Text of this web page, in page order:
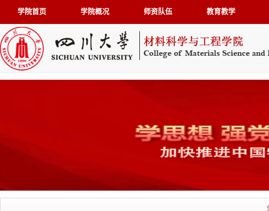
学院首页 学院概况 师资队伍 教育教学